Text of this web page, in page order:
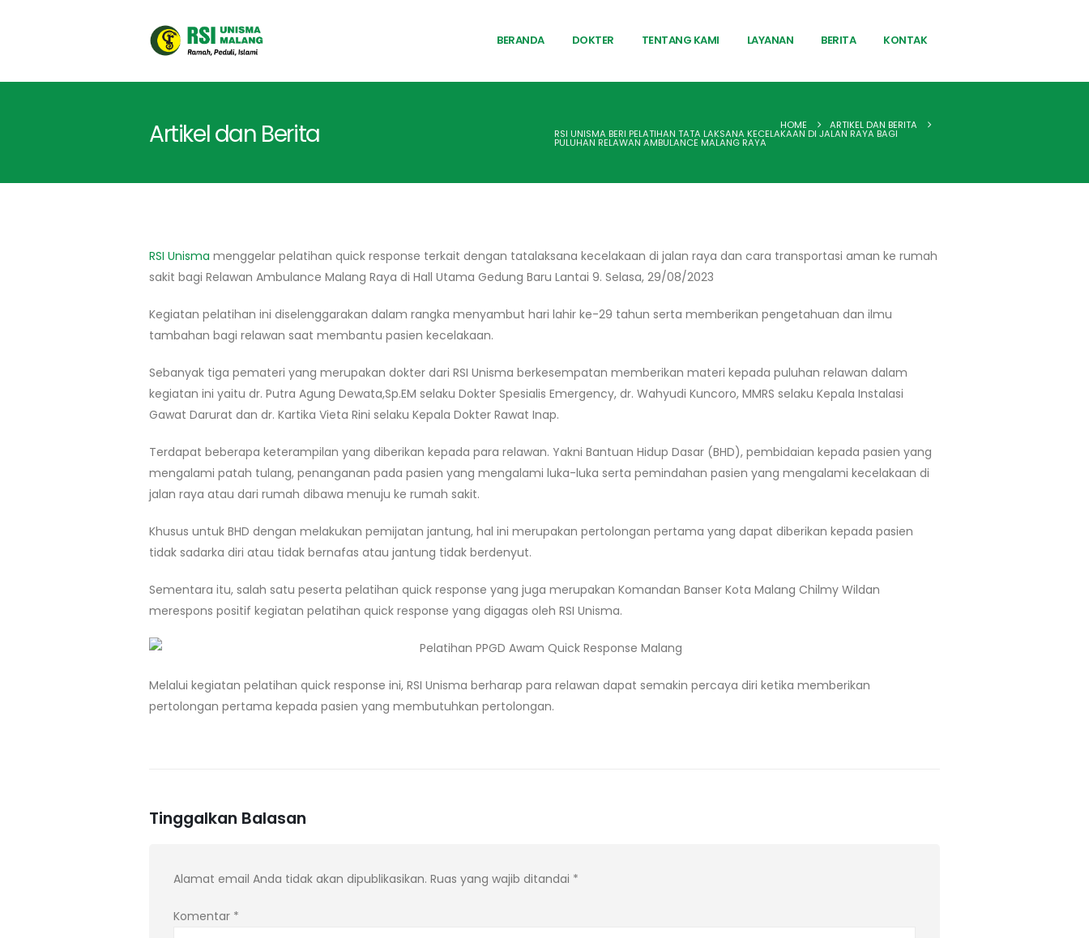
BERANDA DOKTER TENTANG KAMI LAYANAN BERITA KONTAK
Artikel dan Berita HOME ARTIKEL DAN BERITA
RSI UNISMA BERI PELATIHAN TATA LAKSANA KECELAKAAN DI JALAN RAYA BAGI
PULUHAN RELAWAN AMBULANCE MALANG RAYA
RSI Unisma menggelar pelatihan quick response terkait dengan tatalaksana kecelakaan di jalan raya dan cara transportasi aman ke rumah
sakit bagi Relawan Ambulance Malang Raya di Hall Utama Gedung Baru Lantai 9. Selasa, 29/08/2023
Kegiatan pelatihan ini diselenggarakan dalam rangka menyambut hari lahir ke-29 tahun serta memberikan pengetahuan dan ilmu
tambahan bagi relawan saat membantu pasien kecelakaan.
Sebanyak tiga pemateri yang merupakan dokter dari RSI Unisma berkesempatan memberikan materi kepada puluhan relawan dalam
kegiatan ini yaitu dr. Putra Agung Dewata,Sp.EM selaku Dokter Spesialis Emergency, dr. Wahyudi Kuncoro, MMRS selaku Kepala Instalasi
Gawat Darurat dan dr. Kartika Vieta Rini selaku Kepala Dokter Rawat Inap.
Terdapat beberapa keterampilan yang diberikan kepada para relawan. Yakni Bantuan Hidup Dasar (BHD), pembidaian kepada pasien yang
mengalami patah tulang, penanganan pada pasien yang mengalami luka-luka serta pemindahan pasien yang mengalami kecelakaan di
jalan raya atau dari rumah dibawa menuju ke rumah sakit.
Khusus untuk BHD dengan melakukan pemijatan jantung, hal ini merupakan pertolongan pertama yang dapat diberikan kepada pasien
tidak sadarka diri atau tidak bernafas atau jantung tidak berdenyut.
Sementara itu, salah satu peserta pelatihan quick response yang juga merupakan Komandan Banser Kota Malang Chilmy Wildan
merespons positif kegiatan pelatihan quick response yang digagas oleh RSI Unisma.
Melalui kegiatan pelatihan quick response ini, RSI Unisma berharap para relawan dapat semakin percaya diri ketika memberikan
pertolongan pertama kepada pasien yang membutuhkan pertolongan.
Tinggalkan Balasan
Alamat email Anda tidak akan dipublikasikan. Ruas yang wajib ditandai *
Komentar *